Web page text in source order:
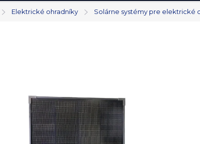
Elektrické ohradníky Solárne systémy pre elektrické